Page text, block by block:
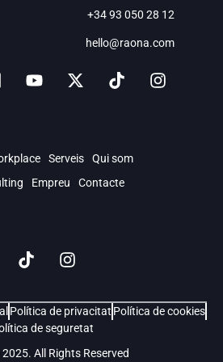
+34 93 050 28 12
hello@raona.com
Serveis
Qui som
Empreu
Contacte
All Rights Reserved
Política de privacitat Política de cookies
de seguretat